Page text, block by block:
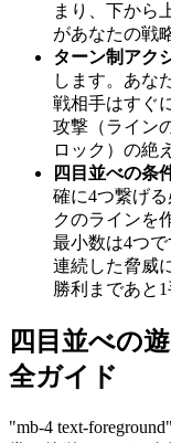
まり、下から
があなたの戦
ターン制アク
します。あな
戦相手はすぐ
攻撃（ライン
ロック）の絶
四目並べの条
確に4つ繋げ
クのラインを
最小数は4つ
連続した脅威
勝利まであと1
四目並べの
全ガイド
"mb-4 text-